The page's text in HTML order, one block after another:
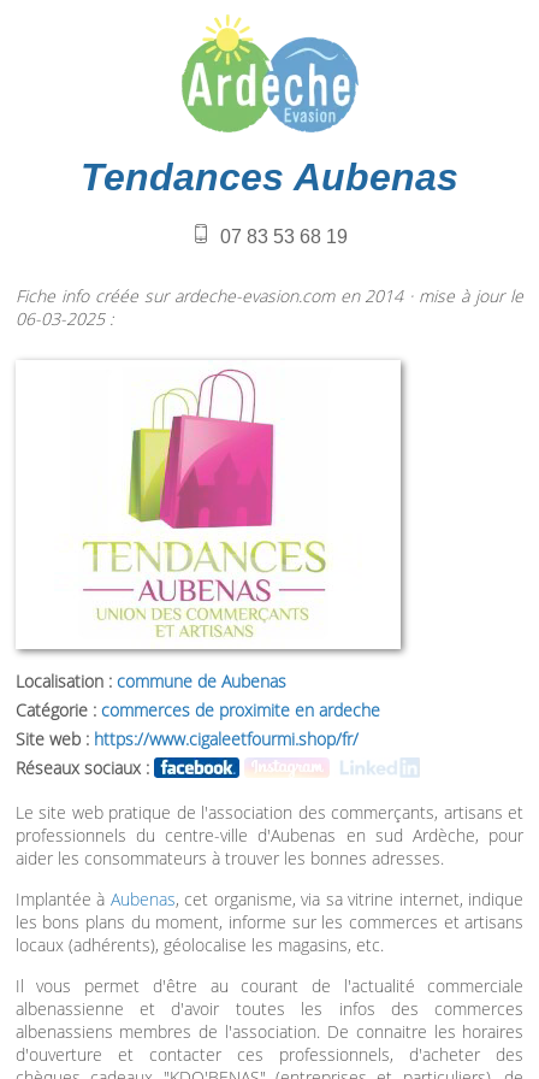
Tendances Aubenas
07 83 53 68 19
Fiche info créée sur ardeche-evasion.com en 2014 · mise à jour le
06-03-2025 :
Localisation : commune de Aubenas
Catégorie : commerces de proximite en ardeche
Site web : https://www.cigaleetfourmi.shop/fr/
Réseaux sociaux :
Le site web pratique de l'association des commerçants, artisans et
professionnels du centre-ville d'Aubenas en sud Ardèche, pour
aider les consommateurs à trouver les bonnes adresses.
Implantée à Aubenas, cet organisme, via sa vitrine internet, indique
les bons plans du moment, informe sur les commerces et artisans
locaux (adhérents), géolocalise les magasins, etc.
Il vous permet d'être au courant de l'actualité commerciale
albenassienne et d'avoir toutes les infos des commerces
albenassiens membres de l'association. De connaitre les horaires
d'ouverture et contacter ces professionnels, d'acheter des